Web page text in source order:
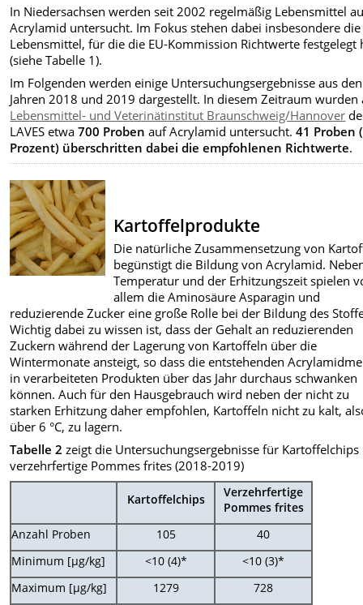
In Niedersachsen werden seit 2002 regelmäßig Lebensmittel
Acrylamid untersucht. Im Fokus stehen dabei insbesondere die
Lebensmittel, für die die EU-Kommission Richtwerte festgelegt
(siehe Tabelle 1).
Im Folgenden werden einige Untersuchungsergebnisse aus den
Jahren 2018 und 2019 dargestellt. In diesem Zeitraum wurden
Lebensmittel- und Veterinätinstitut Braunschweig/Hannover
LAVES etwa700 Proben auf Acrylamid untersucht.41 Proben
Prozent) überschritten dabei die empfohlenen Richtwerte.
Kartoffelprodukte
Die natürliche Zusammensetzung von
begünstigt die Bildung von Acrylamid.
Temperatur und der Erhitzungszeit spielen
allem die Aminosäure Asparagin und
reduzierende Zucker eine große Rolle bei der Bildung des
Wichtig dabei zu wissen ist, dass der Gehalt an reduzierenden
Zuckern während der Lagerung von Kartoffeln über die
Wintermonate ansteigt, so dass die entstehenden
in verarbeiteten Produkten über das Jahr durchaus schwanken
können. Auch für den Hausgebrauch wird neben der nicht zu
starken Erhitzung daher empfohlen, Kartoffeln nicht zu kalt,
über 6 °C, zu lagern.
Tabelle 2 zeigt die Untersuchungsergebnisse für Kartoffelchips
verzehrfertige Pommes frites (2018-2019)
Kartoffelchips
Verzehrfertige
Pommes frites
Anzahl Proben
105
40
Minimum [µg/kg]
<10 (4)*
<10 (3)*
Maximum [µg/kg]
1279
728